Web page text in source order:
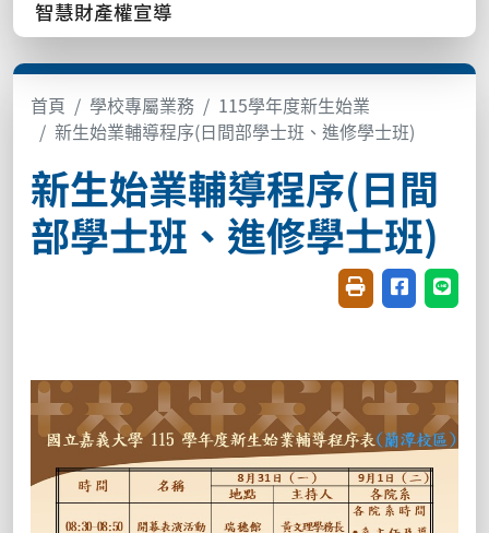
智慧財產權宣導
首頁 學校專屬業務
115學年度新生始業
新生始業輔導程序(日間部學士班、進修學士班)
新生始業輔導程序(日間
部學士班、進修學士班)
友善列印(開新視
分享至臉書
分享